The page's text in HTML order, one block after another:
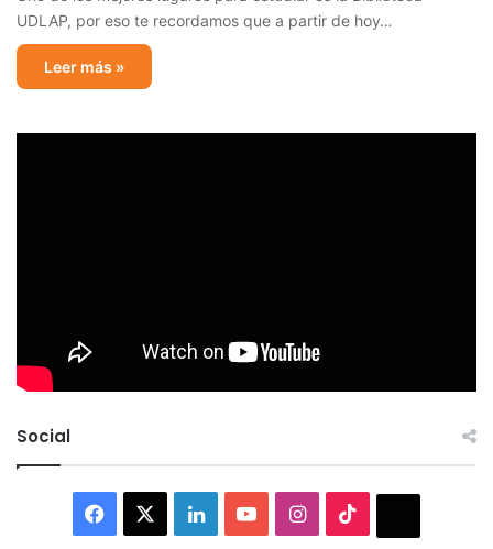
UDLAP, por eso te recordamos que a partir de hoy…
Leer más »
Social
Facebook LinkedInYouTubeInstagram